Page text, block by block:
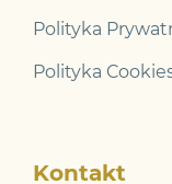
Polityka
Polityka
Kontakt